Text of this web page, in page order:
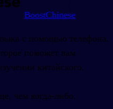
BoostChinese
с помощью телефона.
поможет вам
китайского.
чем когда-либо.